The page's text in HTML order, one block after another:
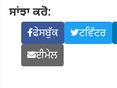
ਸਾਂਝਾ ਕਰੋ:
ਫੇਸਬੁੱਕ ਟਵਿੱਟਰ
ਈਮੇਲ